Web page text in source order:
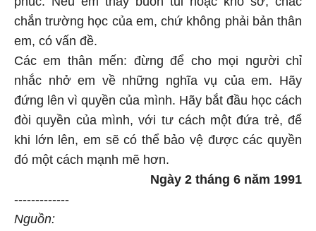
chắn trường học của em, chứ không phải bản thân
em, có vấn đề.
Các em thân mến: đừng để cho mọi người chỉ
nhắc nhở em về những nghĩa vụ của em. Hãy
đứng lên vì quyền của mình. Hãy bắt đầu học cách
đòi quyền của mình, với tư cách một đứa trẻ, để
khi lớn lên, em sẽ có thể bảo vệ được các quyền
đó một cách mạnh mẽ hơn.
Ngày 2 tháng 6 năm 1991
-------------
Nguồn: